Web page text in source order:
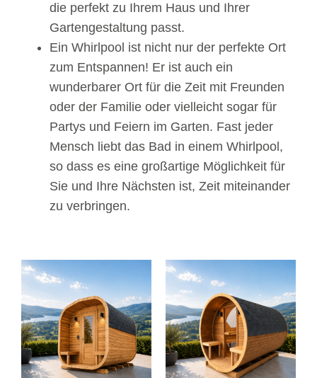
die perfekt zu Ihrem Haus und Ihrer
Gartengestaltung passt.
Ein Whirlpool ist nicht nur der perfekte Ort
zum Entspannen! Er ist auch ein
wunderbarer Ort für die Zeit mit Freunden
oder der Familie oder vielleicht sogar für
Partys und Feiern im Garten. Fast jeder
Mensch liebt das Bad in einem Whirlpool,
so dass es eine großartige Möglichkeit für
Sie und Ihre Nächsten ist, Zeit miteinander
zu verbringen.